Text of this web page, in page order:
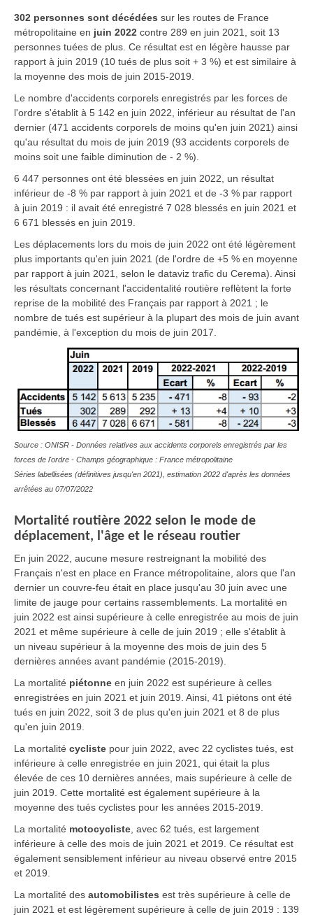
302 personnes sont décédées sur les routes de France
métropolitaine en juin 2022 contre 289 en juin 2021, soit 13
personnes tuées de plus. Ce résultat est en légère hausse par
rapport à juin 2019 (10 tués de plus soit + 3 %) et est similaire à
la moyenne des mois de juin 2015-2019.
Le nombre d'accidents corporels enregistrés par les forces de
l'ordre s'établit à 5 142 en juin 2022, inférieur au résultat de l'an
dernier (471 accidents corporels de moins qu'en juin 2021) ainsi
qu'au résultat du mois de juin 2019 (93 accidents corporels de
moins soit une faible diminution de - 2 %).
6 447 personnes ont été blessées en juin 2022, un résultat
inférieur de -8 % par rapport à juin 2021 et de -3 % par rapport
à juin 2019 : il avait été enregistré 7 028 blessés en juin 2021 et
6 671 blessés en juin 2019.
Les déplacements lors du mois de juin 2022 ont été légèrement
plus importants qu'en juin 2021 (de l'ordre de +5 % en moyenne
par rapport à juin 2021, selon le dataviz trafic du Cerema). Ainsi
les résultats concernant l'accidentalité routière reflètent la forte
reprise de la mobilité des Français par rapport à 2021 ; le
nombre de tués est supérieur à la plupart des mois de juin avant
pandémie, à l'exception du mois de juin 2017.
Source : ONISR - Données relatives aux accidents corporels enregistrés par les
forces de l'ordre - Champs géographique : France métropolitaine
Séries labellisées (définitives jusqu'en 2021), estimation 2022 d'après les données
arrêtées au 07/07/2022
Mortalité routière 2022 selon le mode de
déplacement, l'âge et le réseau routier
En juin 2022, aucune mesure restreignant la mobilité des
Français n'est en place en France métropolitaine, alors que l'an
dernier un couvre-feu était en place jusqu'au 30 juin avec une
limite de jauge pour certains rassemblements. La mortalité en
juin 2022 est ainsi supérieure à celle enregistrée au mois de juin
2021 et même supérieure à celle de juin 2019 ; elle s'établit à
un niveau supérieur à la moyenne des mois de juin des 5
dernières années avant pandémie (2015-2019).
La mortalité piétonne en juin 2022 est supérieure à celles
enregistrées en juin 2021 et juin 2019. Ainsi, 41 piétons ont été
tués en juin 2022, soit 3 de plus qu'en juin 2021 et 8 de plus
qu'en juin 2019.
La mortalité cycliste pour juin 2022, avec 22 cyclistes tués, est
inférieure à celle enregistrée en juin 2021, qui était la plus
élevée de ces 10 dernières années, mais supérieure à celle de
juin 2019. Cette mortalité est également supérieure à la
moyenne des tués cyclistes pour les années 2015-2019.
La mortalité motocycliste avec 62 tués, est largement
inférieure à celle des mois de juin 2021 et 2019. Ce résultat est
également sensiblement inférieur au niveau observé entre 2015
et 2019.
La mortalité des automobilistes est très supérieure à celle de
juin 2021 et est légèrement supérieure à celle de juin 2019 : 139